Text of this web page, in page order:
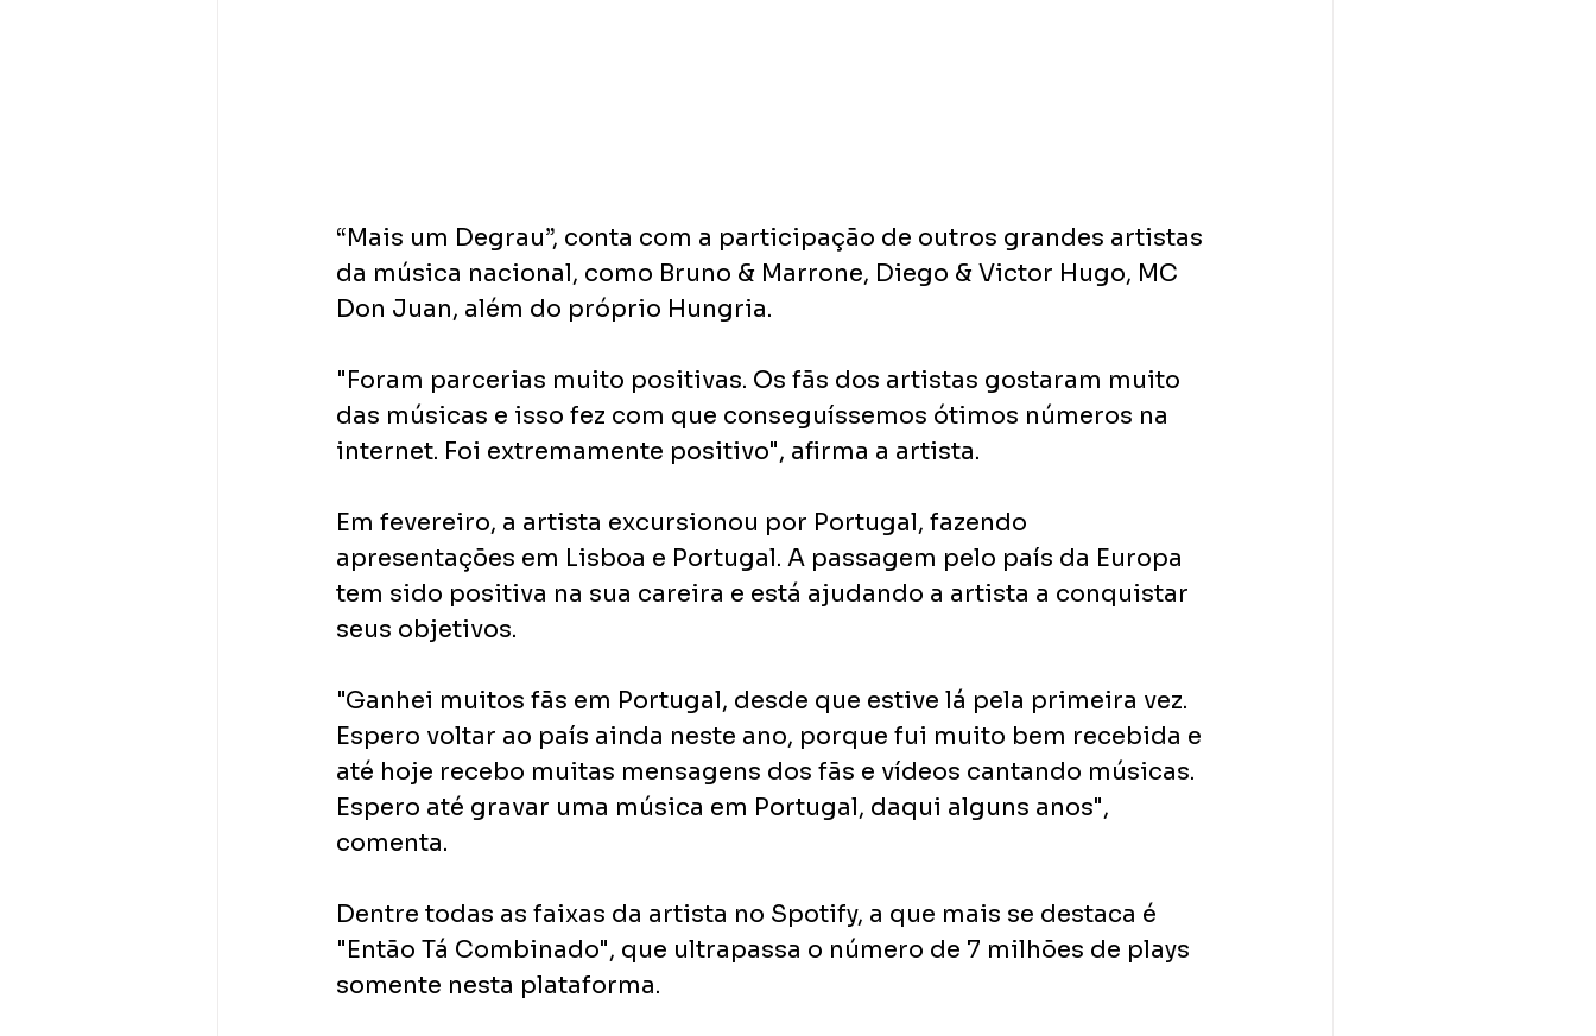
“Mais um Degrau”, conta com a participação de outros grandes artistas
da música nacional, como Bruno & Marrone, Diego & Victor Hugo, MC
Don Juan, além do próprio Hungria.
"Foram parcerias muito positivas. Os fãs dos artistas gostaram muito
das músicas e isso fez com que conseguíssemos ótimos números na
internet. Foi extremamente positivo", afirma a artista.
Em fevereiro, a artista excursionou por Portugal, fazendo
apresentações em Lisboa e Portugal. A passagem pelo país da Europa
tem sido positiva na sua careira e está ajudando a artista a conquistar
seus objetivos.
"Ganhei muitos fãs em Portugal, desde que estive lá pela primeira vez.
Espero voltar ao país ainda neste ano, porque fui muito bem recebida e
até hoje recebo muitas mensagens dos fãs e vídeos cantando músicas.
Espero até gravar uma música em Portugal, daqui alguns anos",
comenta.
Dentre todas as faixas da artista no Spotify, a que mais se destaca é
"Então Tá Combinado", que ultrapassa o número de 7 milhões de plays
somente nesta plataforma.